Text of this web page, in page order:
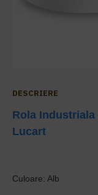
DESCRIERE
Rola Industriala
Lucart
Culoare: Alb